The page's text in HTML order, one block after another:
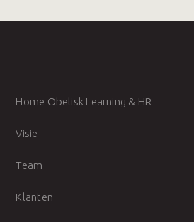
Home Obelisk Learning & HR
Visie
Team
Klanten